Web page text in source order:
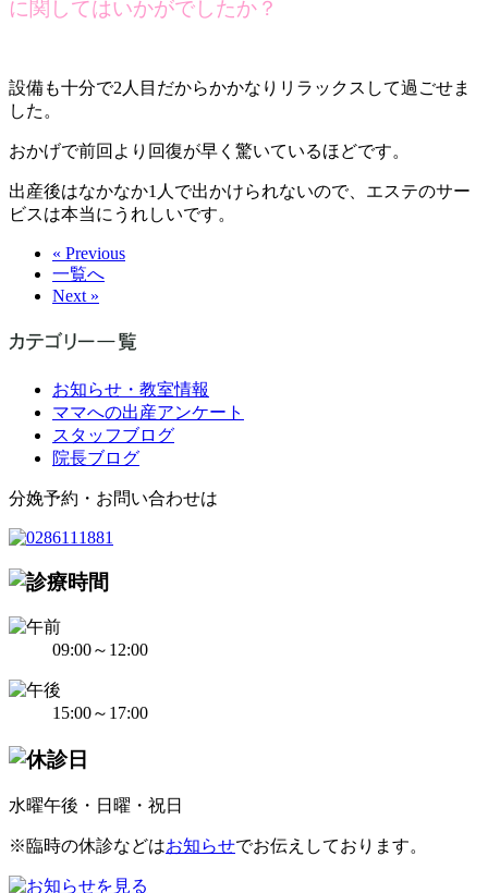
に関してはいかがでしたか？
設備も十分で2人目だからかかなりリラックスして過ごせま
した。
おかげで前回より回復が早く驚いているほどです。
出産後はなかなか1人で出かけられないので、エステのサー
ビスは本当にうれしいです。
« Previous
一覧へ
Next »
お知らせ・教室情報
ママへの出産アンケート
スタッフブログ
院長ブログ
分娩予約・お問い合わせは
09:00～12:00
15:00～17:00
水曜午後・日曜・祝日
※臨時の休診などはお知らせでお伝えしております。